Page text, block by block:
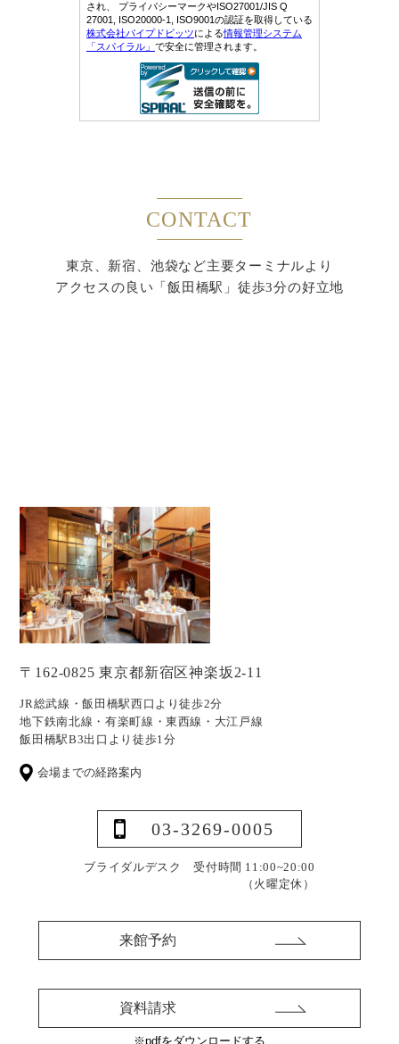
CONTACT
東京、新宿、池袋など主要ターミナルより
アクセスの良い「飯田橋駅」徒歩3分の好立地
〒162-0825 東京都新宿区神楽坂2-11
JR総武線・飯田橋駅西口より徒歩2分
地下鉄南北線・有楽町線・東西線・大江戸線
飯田橋駅B3出口より徒歩1分
会場までの経路案内
03-3269-0005
ブライダルデスク 受付時間 11:00~20:00
（火曜定休）
来館予約
資料請求
※pdfをダウンロードする